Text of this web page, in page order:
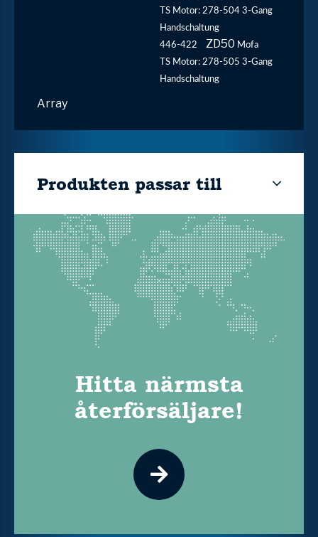
TS Motor: 278-504 3-Gang
Handschaltung
446-422
ZD50 Mofa
TS Motor: 278-505 3-Gang
Handschaltung
Array
Produkten passar till
Hitta närmsta
återförsäljare!